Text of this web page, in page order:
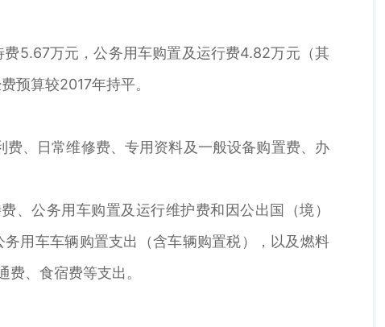
5.67万元，公务用车购置及运行费4.82万元（其
预算较2017年持平。
、日常维修费、专用资料及一般设备购置费、办
、公务用车购置及运行维护费和因公出国（境）
用车车辆购置支出（含车辆购置税），以及燃料
、食宿费等支出。